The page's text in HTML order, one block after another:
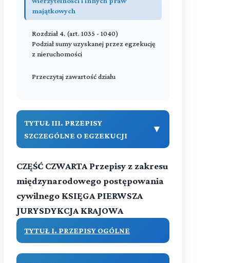
Rozdział 9. (art. 1004 - 1013)
nieruchomości oraz użytkowania
wieczystego
majątkowych
Rozdział 4. (art. 1035 - 1040)
Podział sumy uzyskanej przez egzekucję
z nieruchomości
Przeczytaj zawartość działu
TYTUŁ III. PRZEPISY
SZCZEGÓLNE O EGZEKUCJI
▼
DZIAŁ I. (art. 1041-1059)
EGZEKUCJA ŚWIADCZEŃ
NIEPIENIĘŻNYCH
Przeczytaj zawartość działu
DZIAŁ II. (art. -)
Przepisy szczególne o egzekucji z
udziałem Skarbu Państwa oraz
przedsiębiorców.
CZĘŚĆ CZWARTA Przepisy z zakresu
międzynarodowego postępowania
cywilnego KSIĘGA PIERWSZA
JURYSDYKCJA KRAJOWA
TYTUŁ I. PRZEPISY OGÓLNE